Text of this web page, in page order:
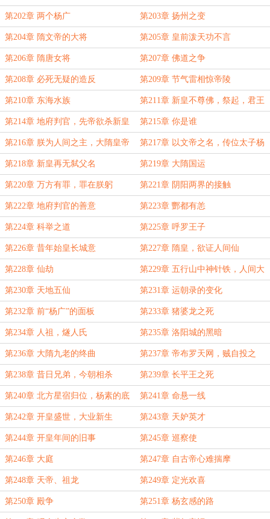
第202章 两个杨广 第203章 扬州之变
第204章 隋文帝的大将 第205章 皇前泼天功不言
第206章 隋唐女将 第207章 佛道之争
第208章 必死无疑的造反 第209章 节气雷相惊帝陵
第210章 东海水族 第211章 新皇不尊佛，祭起，君王
之劫
第214章 地府判官，先帝欲杀新皇 第215章 你是谁
第216章 朕为人间之主，大隋皇帝 第217章 以文帝之名，传位太子杨
广
第218章 新皇再无弑父名 第219章 大隋国运
第220章 万方有罪，罪在朕躬 第221章 阴阳两界的接触
第222章 地府判官的善意 第223章 酆都有恙
第224章 科举之道 第225章 呼罗王子
第226章 昔年始皇长城意 第227章 隋皇，欲证人间仙
第228章 仙劫 第229章 五行山中神针铁，人间大
隋二世仙
第230章 天地五仙 第231章 运朝录的变化
第232章 前“杨广”的面板 第233章 猪婆龙之死
第234章 人祖，燧人氏 第235章 洛阳城的黑暗
第236章 大隋九老的终曲 第237章 帝布罗天网，贼自投之
第238章 昔日兄弟，今朝相杀 第239章 长平王之死
第240章 北方星宿归位，杨素的底
牌
第241章 命悬一线
第242章 开皇盛世，大业新生 第243章 天妒英才
第244章 开皇年间的旧事 第245章 巡察使
第246章 大庭 第247章 自古帝心难揣摩
第248章 天帝、祖龙 第249章 定光欢喜
第250章 殿争 第251章 杨玄感的路